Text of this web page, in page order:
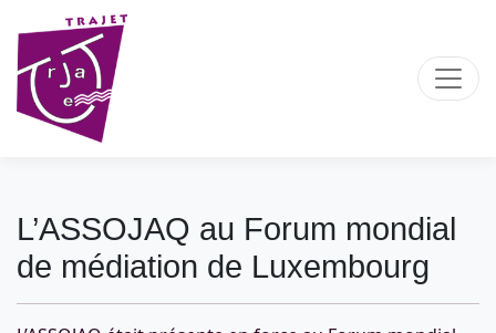
L’ASSOJAQ au Forum mondial
de médiation de Luxembourg